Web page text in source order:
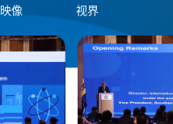
映像 视界